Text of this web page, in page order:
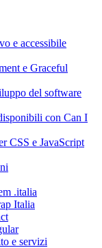
e accessibile
e Graceful
del software
con Can I
CSS e JavaScript
.italia
Italia
e servizi